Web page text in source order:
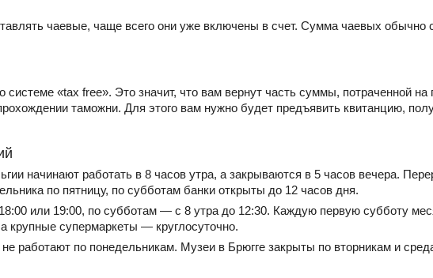
чаевые, чаще всего они уже включены в счет. Сумма чаевых обычно
системе «tax free». Это значит, что вам вернут часть суммы, потраченной на
таможни. Для этого вам нужно будет предъявить квитанцию,
начинают работать в 8 часов утра, а закрываются в 5 часов вечера.
по пятницу, по субботам банки открыты до 12 часов дня.
или 19:00, по субботам — с 8 утра до 12:30. Каждую первую субботу
крупные супермаркеты — круглосуточно.
работают по понедельникам. Музеи в Брюгге закрыты по вторникам и